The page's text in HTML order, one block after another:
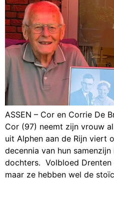
ASSEN – Cor en Corrie De
Cor (97) neemt zijn vrouw
uit Alphen aan de Rijn viert
decennia van hun
dochters. Volbloed
maar ze hebben wel de